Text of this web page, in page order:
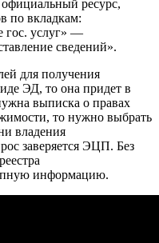
официальный ресурс,
по вкладкам:
гос. услуг» —
сведений».
для получения
ЭД, то она придет в
выписка о правах
то нужно выбрать
владения
заверяется ЭЦП. Без
информацию.